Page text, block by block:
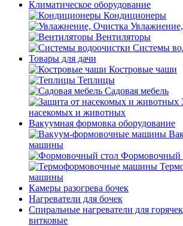
Климатическое оборудование
Кондиционеры
Вентиляторы
Системы
Товары для дачи
Костровые чаши
Теплицы
Садовая мебель
насекомых и животных
Вакуумная формовка оборудование
машины
Формовочный
машины
Камеры разогрева бочек
Нагреватели для бочек
Спиральные нагреватели для
витковые